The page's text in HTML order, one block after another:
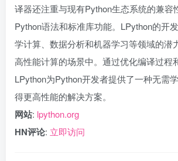
译器还注重与现有Python生态系统的兼容
Python语法和标准库功能。LPython的开
学计算、数据分析和机器学习等领域的潜
高性能计算的场景中。通过优化编译过程
LPython为Python开发者提供了一种无需
得更高性能的解决方案。
网站: lpython.org
HN评论: 立即访问